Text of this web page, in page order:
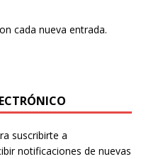
cada nueva entrada.
suscribirte a
notificaciones de nuevas